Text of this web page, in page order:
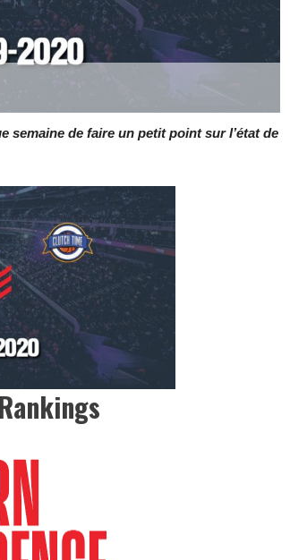
semaine de faire un petit point sur l’état de